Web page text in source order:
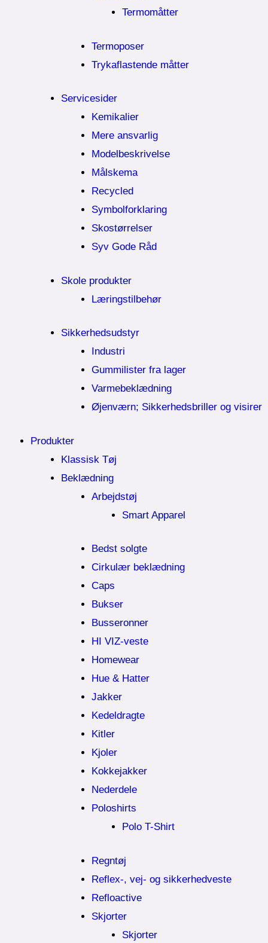
Termomåtter
Termoposer
Trykaflastende måtter
Servicesider
Kemikalier​
Mere ansvarlig
Modelbeskrivelse
Målskema
Recycled
Symbolforklaring
Skostørrelser
Syv Gode Råd
Skole produkter
Læringstilbehør
Sikkerhedsudstyr
Industri
Gummilister fra lager
Varmebeklædning
Øjenværn; Sikkerhedsbriller og visirer
Produkter
Klassisk Tøj
Beklædning
Arbejdstøj
Smart Apparel
Bedst solgte
Cirkulær beklædning
Caps
Bukser
Busseronner
HI VIZ-veste
Homewear
Hue & Hatter
Jakker
Kedeldragte
Kitler
Kjoler
Kokkejakker
Nederdele
Poloshirts
Polo T-Shirt
Regntøj
Reflex-, vej- og sikkerhedveste
Refloactive
Skjorter
Skjorter